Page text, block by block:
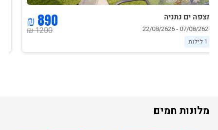
מצפה ים נתניה
07/08/2626 - 22/08/2626
1 לילות
1500 ₪
1250 ₪
מלונות חמים